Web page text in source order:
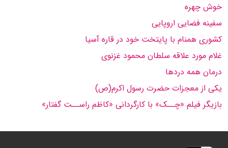
خوش چهره
سفینه فضایی اروپایی
کشوری همنام با پایتخت خود در قاره آسیا
غلام مورد علاقه سلطان محمود غزنوی
درمان همه دردها
یکی از معجزات حضرت رسول اکرم(ص)
بازیگر فیلم «چــک» با کارگردانی «کاظم راســت گفتار»